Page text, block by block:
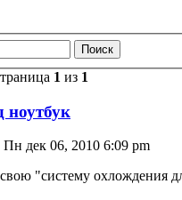
1 из 1
ноутбук
Пн дек 06, 2010 6:09 pm
"систему охлождения